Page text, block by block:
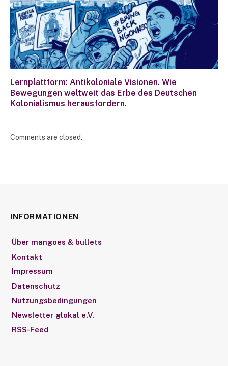
Lernplattform: Antikoloniale Visionen. Wie
Bewegungen weltweit das Erbe des Deutschen
Kolonialismus herausfordern.
Comments are closed.
INFORMATIONEN
Über mangoes & bullets
Kontakt
Impressum
Datenschutz
Nutzungsbedingungen
Newsletter glokal e.V.
RSS-Feed